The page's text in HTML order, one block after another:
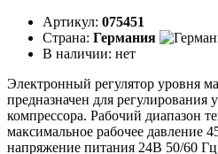
Артикул: 075451
Страна: Германия
В наличии: нет
Электронный регулятор уровня
предназначен для регулирования
компрессора. Рабочий диапазон
максимальное рабочее давление
напряжение питания 24В 50/60